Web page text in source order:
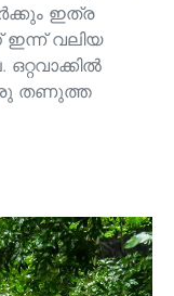
ഇത്ര
ഇന്ന് വലിയ
തണുത്ത